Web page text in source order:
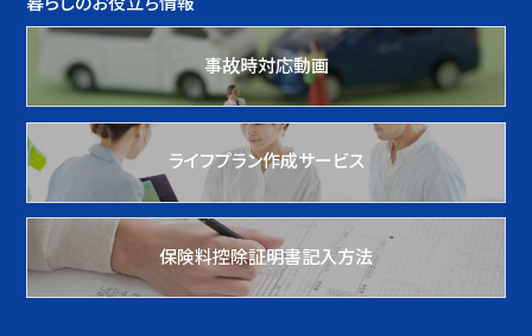
事故時対応動画
ライフプラン作成サービス
保険料控除証明書記入方法